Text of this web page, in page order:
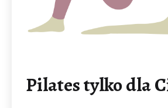
Pilates tylko dla